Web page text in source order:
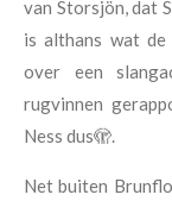
van Storsjön, dat
is althans wat
over een
rugvinnen
Ness dus🫣.
Net buiten